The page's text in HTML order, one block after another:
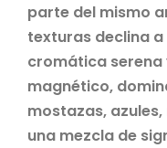
parte del mismo
texturas declina
cromática serena
magnético,
mostazas,
una mezcla de